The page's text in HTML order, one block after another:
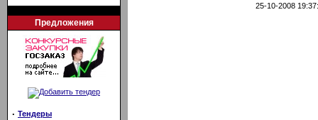
Предложения
· Тендеры
25-10-2008